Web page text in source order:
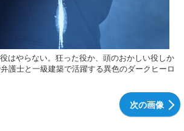
はやらない。狂った役か、頭のおかしい役しか
護士と一級建築で活躍する異色のダークヒーロ
次の画像